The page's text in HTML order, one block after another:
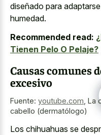
diseñado para
humedad.
Recommended read:
Tienen Pelo O Pelaje?
Causas comunes
excesivo
Fuente: youtube.com, La
cabello (dermatólogo)
Los chihuahuas se